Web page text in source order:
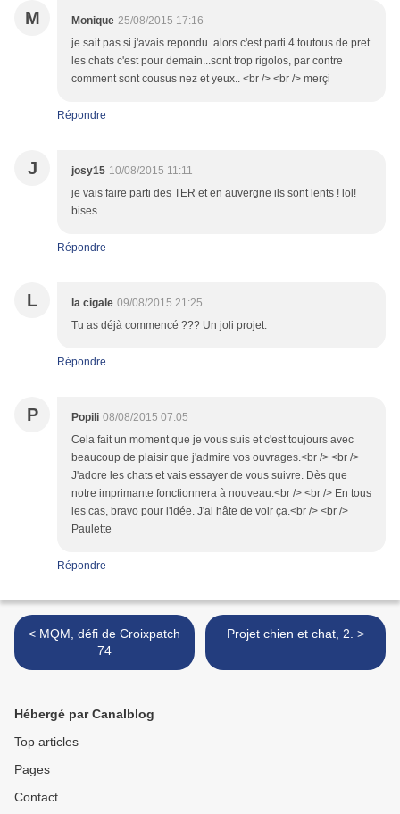
M Monique 25/08/2015 17:16
je sait pas si j'avais repondu..alors c'est parti 4 toutous de pret
les chats c'est pour demain...sont trop rigolos, par contre
comment sont cousus nez et yeux.. <br /> <br /> merçi
Répondre
J josy15 10/08/2015 11:11
je vais faire parti des TER et en auvergne ils sont lents ! lol!
bises
Répondre
L la cigale 09/08/2015 21:25
Tu as déjà commencé ??? Un joli projet.
Répondre
P Popili 08/08/2015 07:05
Cela fait un moment que je vous suis et c'est toujours avec
beaucoup de plaisir que j'admire vos ouvrages.<br /> <br />
J'adore les chats et vais essayer de vous suivre. Dès que
notre imprimante fonctionnera à nouveau.<br /> <br /> En tous
les cas, bravo pour l'idée. J'ai hâte de voir ça.<br /> <br />
Paulette
Répondre
< MQM, défi de Croixpatch
74
Projet chien et chat, 2. >
Hébergé par Canalblog
Top articles
Pages
Contact